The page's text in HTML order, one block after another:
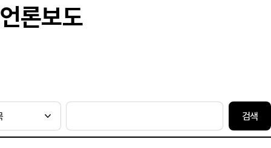
언론보도
검색